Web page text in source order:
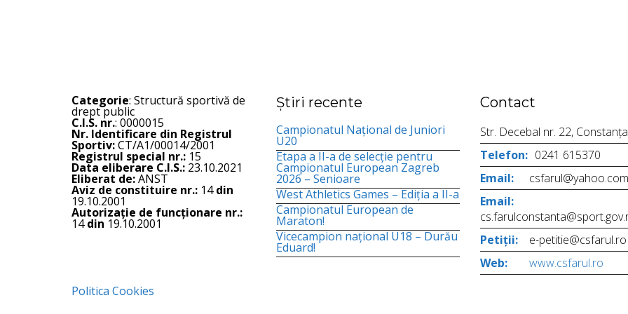
Categorie: Structură sportivă de
drept public
C.I.S. nr.: 0000015
Nr. Identificare din Registrul
Sportiv:CT/A1/00014/2001
Registrul special nr.: 15
Data eliberare C.I.S.: 23.10.2021
Eliberat de:ANST
Aviz de constituire nr.: 14din
19.10.2001
Autorizație de funcționare nr.:
14din 19.10.2001
Politica Cookies
Știri recente
Campionatul Național de Juniori
U20
Etapa a II-a de selecție pentru
Campionatul European Zagreb
2026 – Senioare
West Athletics Games – Ediția a II-a
Campionatul European de
Maraton!
Vicecampion național U18 – Durău
Eduard!
Contact
Str. Decebal nr. 22, Constanța
Telefon: 0241 615370
Email:
csfarul@yahoo.com
Email:
Petiții:
e-petitie@csfarul.ro
Web:
www.csfarul.ro